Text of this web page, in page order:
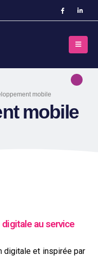
mobile
mobile
au service
digitale et inspirée par